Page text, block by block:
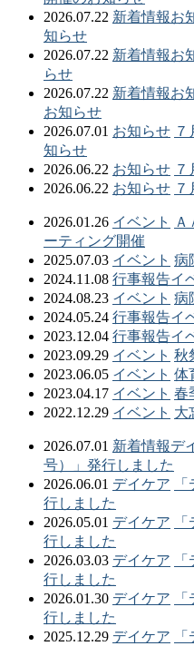
2026.07.22 新着情報お
知らせ
2026.07.22 新着情報お
らせ
2026.07.22 新着情報お
お知らせ
2026.07.01 お知らせ
知らせ
2026.06.22 お知らせ
2026.06.22 お知らせ
2026.01.26 イベント
ーティング開催
2025.07.03 イベント 病
2024.11.08 行事報告イ
2024.08.23 イベント 病
2024.05.24 行事報告イ
2023.12.04 行事報告イ
2023.09.29 イベント 秋
2023.06.05 イベント 体
2023.04.17 イベント 春
2022.12.29 イベント 大
2026.07.01 新着情報デ
号）」発行しました
2026.06.01 デイケア
行しました
2026.05.01 デイケア
行しました
2026.03.03 デイケア
行しました
2026.01.30 デイケア
行しました
2025.12.29 デイケア